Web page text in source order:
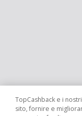
TopCashback e i
sito, fornire e